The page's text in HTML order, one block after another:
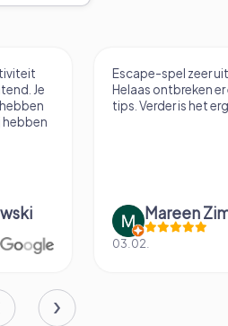
Je
hebben
Escape-spel zeer
Helaas ontbreken er
tips. Verder is het
Mareen
03.02.